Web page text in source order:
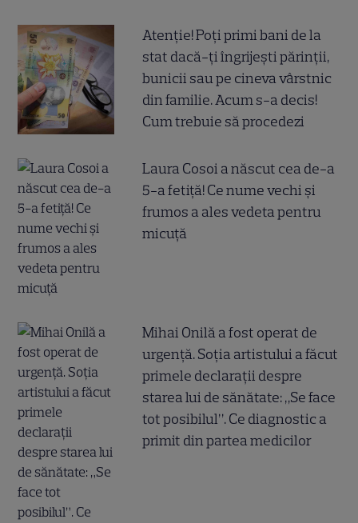
Atenție! Poți primi bani de la
stat dacă-ți îngrijești părinții,
bunicii sau pe cineva vârstnic
din familie. Acum s-a decis!
Cum trebuie să procedezi
Laura Cosoi a născut cea de-a
5-a fetiță! Ce nume vechi și
frumos a ales vedeta pentru
micuță
Mihai Onilă a fost operat de
urgență. Soția artistului a făcut
primele declarații despre
starea lui de sănătate: „Se face
tot posibilul”. Ce diagnostic a
primit din partea medicilor